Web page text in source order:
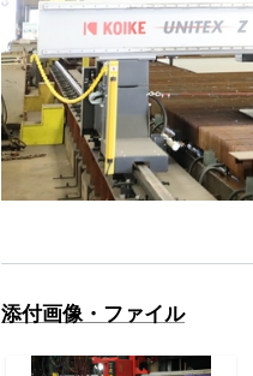
添付画像・ファイル